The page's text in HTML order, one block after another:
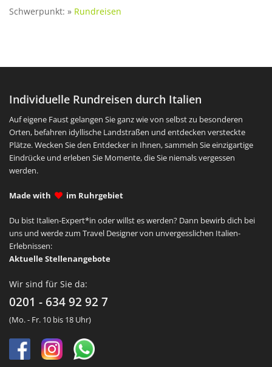
Schwerpunkt: » Rundreisen
Individuelle Rundreisen durch Italien
Auf eigene Faust gelangen Sie ganz wie von selbst zu besonderen
Orten, befahren idyllische Landstraßen und entdecken versteckte
Plätze. Wecken Sie den Entdecker in Ihnen, sammeln Sie einzigartige
Eindrücke und erleben Sie Momente, die Sie niemals vergessen
werden.
Made with im Ruhrgebiet
Du bist Italien-Expert*in oder willst es werden? Dann bewirb dich bei
uns und werde zum Travel Designer von unvergesslichen Italien-
Erlebnissen:
Aktuelle Stellenangebote
Wir sind für Sie da:
0201 - 634 92 92 7
(Mo. - Fr. 10 bis 18 Uhr)